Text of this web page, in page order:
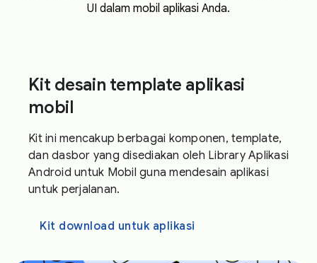
UI dalam mobil aplikasi Anda.
Kit desain template aplikasi
mobil
Kit ini mencakup berbagai komponen, template,
dan dasbor yang disediakan oleh Library Aplikasi
Android untuk Mobil guna mendesain aplikasi
untuk perjalanan.
Kit download untuk aplikasi